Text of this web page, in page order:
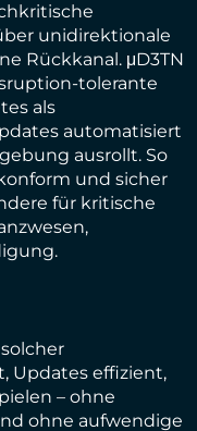
unidirektionale
Rückkanal. μD3TN
tolerante
als
automatisiert
ausrollt. So
und sicher
für kritische
Updates effizient,
– ohne
ohne aufwendige